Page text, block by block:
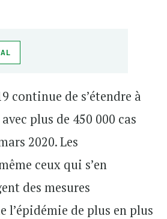
continue de s’étendre à
plus de 450 000 cas
2020. Les
ceux qui s’en
des mesures
l’épidémie de plus en plus